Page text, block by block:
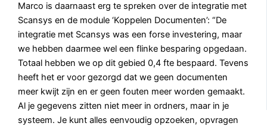
Marco is daarnaast erg te spreken over de integratie met
Scansys en de module ‘Koppelen Documenten’: “De
integratie met Scansys was een forse investering, maar
we hebben daarmee wel een flinke besparing opgedaan.
Totaal hebben we op dit gebied 0,4 fte bespaard. Tevens
heeft het er voor gezorgd dat we geen documenten
meer kwijt zijn en er geen fouten meer worden gemaakt.
Al je gegevens zitten niet meer in ordners, maar in je
systeem. Je kunt alles eenvoudig opzoeken, opvragen